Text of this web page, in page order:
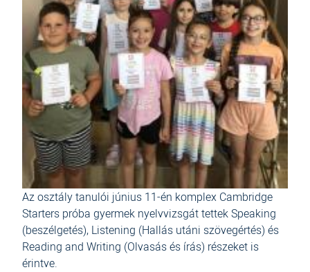
Az osztály tanulói június 11-én komplex Cambridge
Starters próba gyermek nyelvvizsgát tettek Speaking
(beszélgetés), Listening (Hallás utáni szövegértés) és
Reading and Writing (Olvasás és írás) részeket is
érintve.